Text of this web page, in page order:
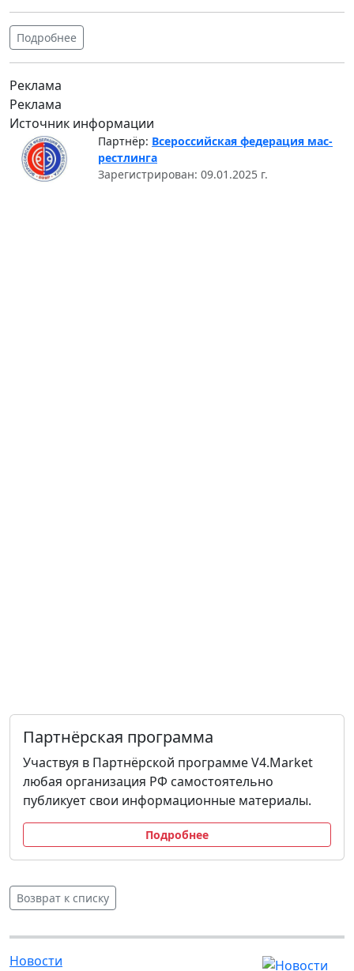
Подробнее
Реклама
Реклама
Источник информации
Партнёр: Всероссийская федерация мас-
рестлинга
Зарегистрирован: 09.01.2025 г.
Партнёрская программа
Участвуя в Партнёрской программе V4.Market
любая организация РФ самостоятельно
публикует свои информационные материалы.
Подробнее
Возврат к списку
Новости